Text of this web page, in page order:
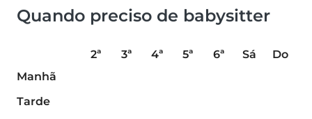
Quando preciso de babysitter
2ª 3ª 4ª 5ª 6ª Sá
Do
Manhã
Tarde